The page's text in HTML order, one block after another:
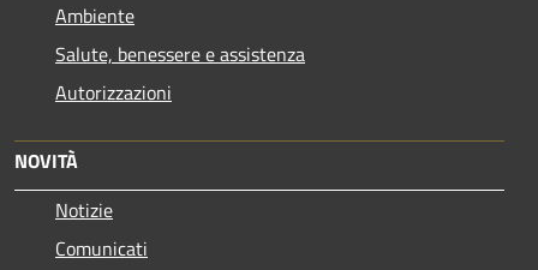
Ambiente
Salute, benessere e assistenza
Autorizzazioni
NOVITÀ
Notizie
Comunicati